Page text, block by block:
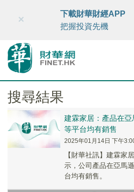
財華智庫網 FINTV
×
下載財華財經APP
把握投資先機
搜尋結果
建霖家居：產品在
等平台均有銷售
2025年01月14日 下午
【財華社訊】建霖家
示，公司產品在亞馬
台均有銷售。